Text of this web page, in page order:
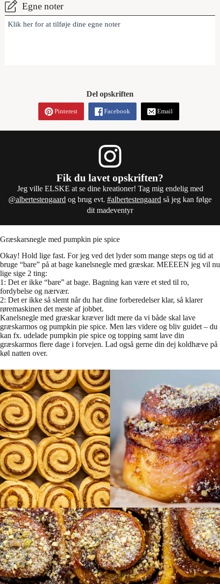
Egne noter
Klik her for at tilføje dine egne noter
Del opskriften
Pinterest Facebook Email
Fik du lavet opskriften?
Jeg ville ELSKE at se dine kreationer! Tag mig endelig med
@albertestengaard og brug evt. #albertestengaard så jeg kan følge
dit madeventyr
Græskarsnegle med pumpkin pie spice
Okay! Hold lige fast. For jeg ved det lyder som mange steps og tid at
bruge “bare” på at bage kanelsnegle med græskar. MEEEEN jeg vil nu
lige sige 2 ting:
1: Det er ikke “bare” at bage. Bagning kan være et sted til ro,
fordybelse og nærvær.
2: Det er ikke så slemt når du har dine forberedelser klar, så klarer
røremaskinen det meste af jobbet.
Kanelsnegle med græskar kræver lidt mere da vi både skal lave
græskarmos og pumpkin pie spice. Men læs videre og bliv guidet – du
kan fx. udelade pumpkin pie spice og topping samt lave din
græskarmos flere dage i forvejen. Lad også gerne din dej koldhæve på
køl natten over.